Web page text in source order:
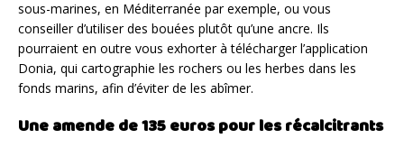
sous-marines, en Méditerranée par exemple, ou vous
conseiller d’utiliser des bouées plutôt qu’une ancre. Ils
pourraient en outre vous exhorter à télécharger l’application
Donia, qui cartographie les rochers ou les herbes dans les
fonds marins, afin d’éviter de les abîmer.
Une amende de 135 euros pour les récalcitrants